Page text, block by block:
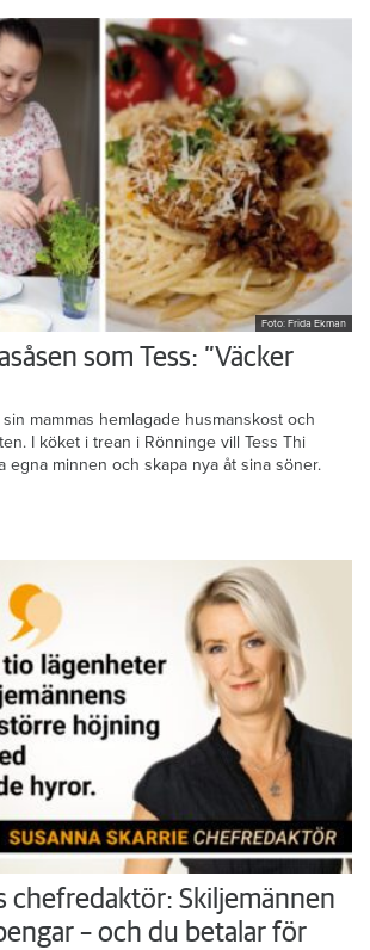
Foto: Frida Ekman
som Tess: ”Väcker
mammas hemlagade husmanskost och
I köket i trean i Rönninge vill Tess Thi
egna minnen och skapa nya åt sina söner.
chefredaktör: Skiljemännen
– och du betalar för